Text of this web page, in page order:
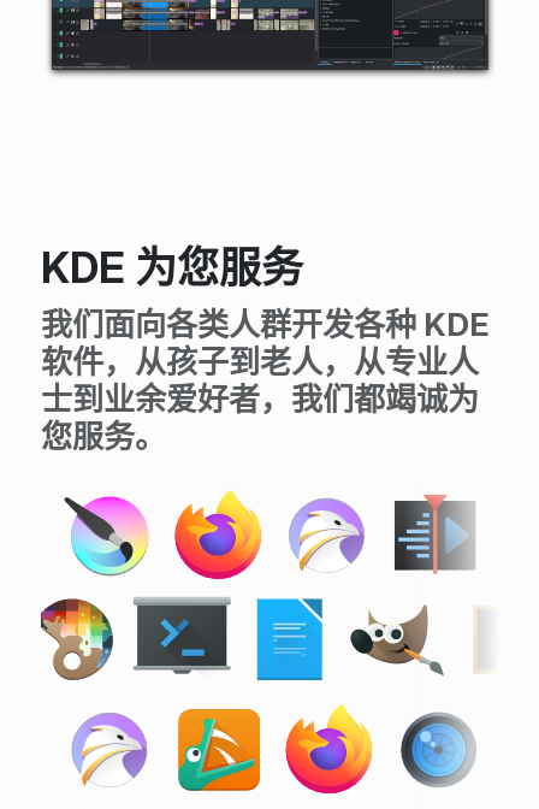
KDE 为您服务
我们面向各类人群开发各种 KDE
软件，从孩子到老人，从专业人
士到业余爱好者，我们都竭诚为
您服务。